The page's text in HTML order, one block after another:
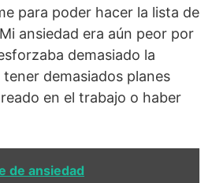
para poder hacer la lista de
ansiedad era aún peor por
demasiado la
demasiados planes
en el trabajo o haber
de ansiedad